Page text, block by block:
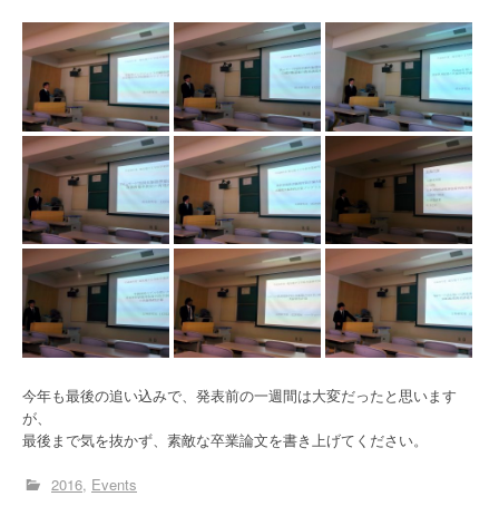
今年も最後の追い込みで、発表前の一週間は大変だったと思います
が、
最後まで気を抜かず、素敵な卒業論文を書き上げてください。
2016 Events